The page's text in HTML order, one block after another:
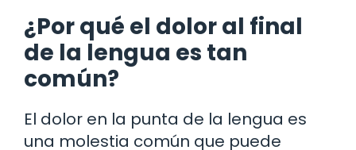
¿Por qué el dolor al final
de la lengua es tan
común?
El dolor en la punta de la lengua es
una molestia común que puede